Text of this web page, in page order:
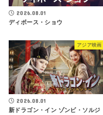
2026.08.01
ディボース・ショウ
アジア映画
2026.08.01
新ドラゴン・イン ゾンビ・ソルジ